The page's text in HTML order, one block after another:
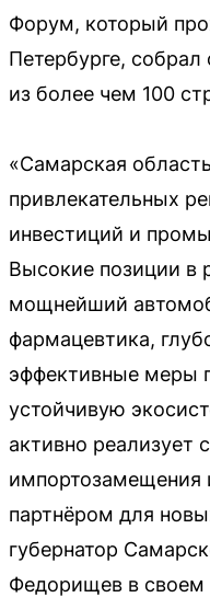
Форум, который
Петербурге,
из более чем 100
«Самарская
привлекательных
инвестиций и
Высокие позиции в
мощнейший
фармацевтика,
эффективные меры
устойчивую
активно реализует
импортозамещения
партнёром для
губернатор
Федорищев в своем